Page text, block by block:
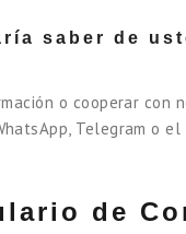
saber de
o cooperar con
Telegram o
de